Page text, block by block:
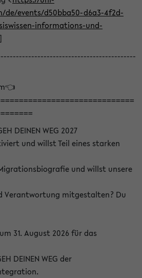
de/events/d50bba50-d6a3-4f2d-
informations-und-
DEINEN WEG 2027
und willst Teil eines starken
und willst unsere
Verantwortung mitgestalten? Du
31. August 2026 für das
DEINEN WEG der